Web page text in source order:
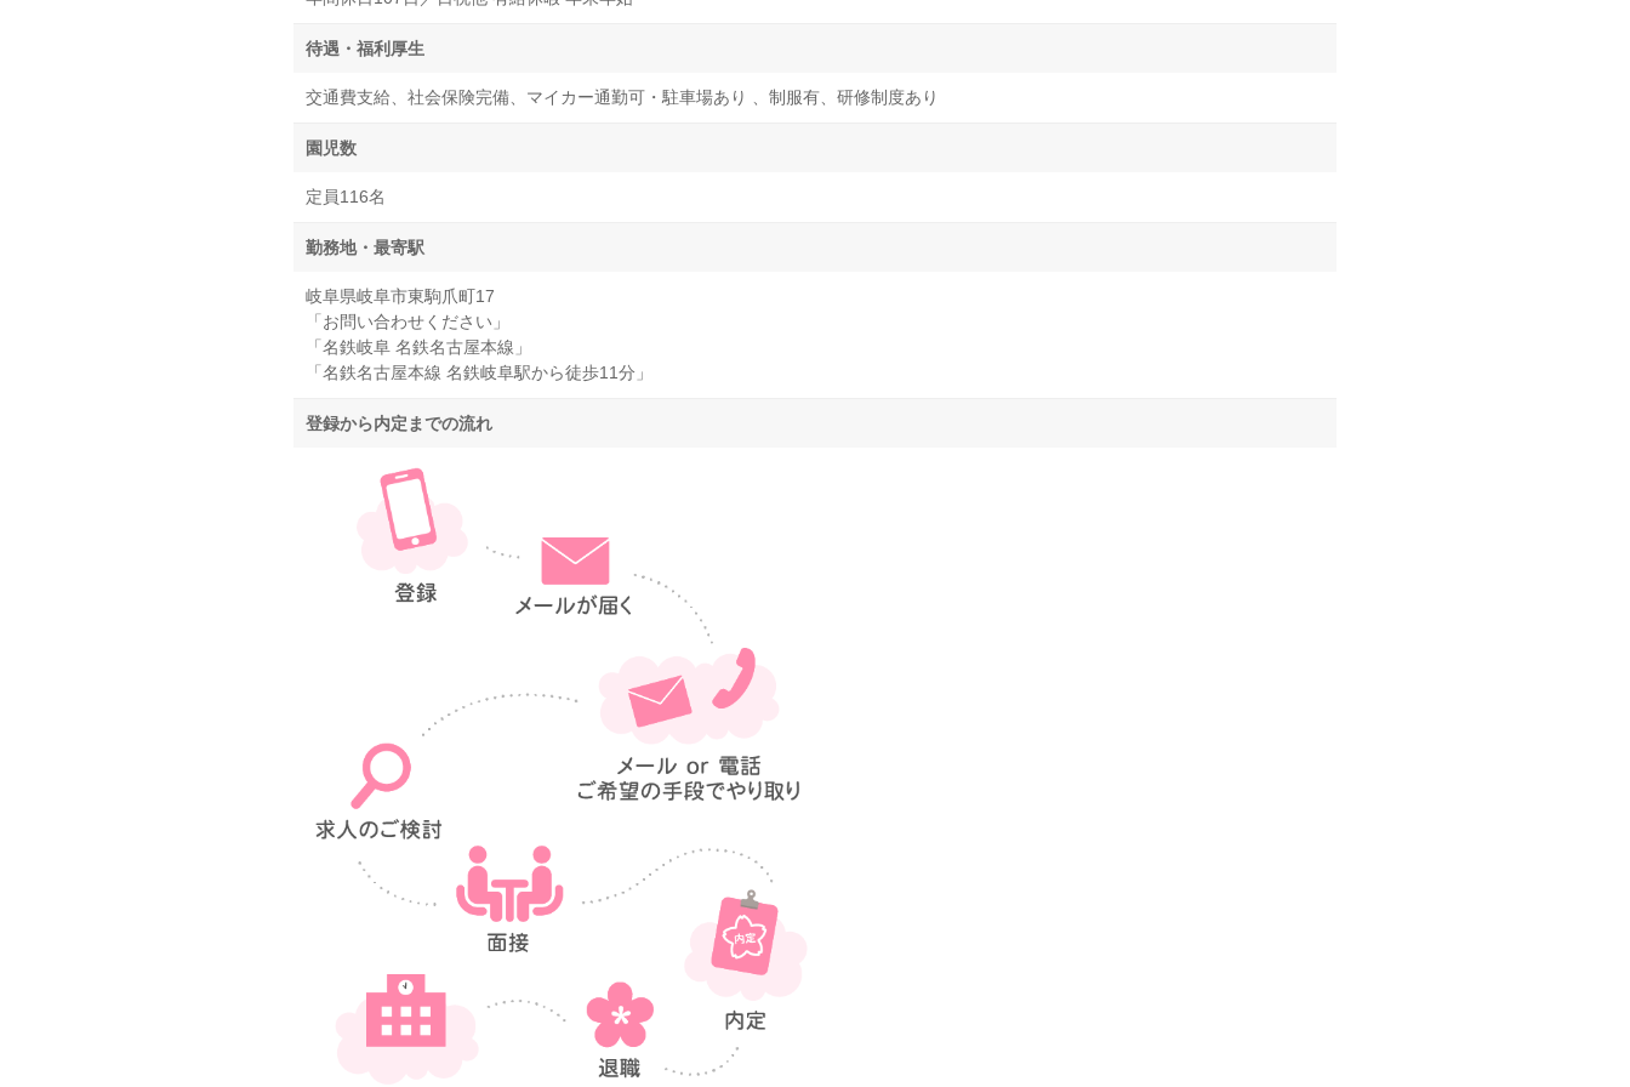
待遇・福利厚生
交通費支給、社会保険完備、マイカー通勤可・駐車場あり 、制服有、研修制度あり
園児数
定員116名
勤務地・最寄駅
岐阜県岐阜市東駒爪町17
「お問い合わせください」
「名鉄岐阜 名鉄名古屋本線」
「名鉄名古屋本線 名鉄岐阜駅から徒歩11分」
登録から内定までの流れ